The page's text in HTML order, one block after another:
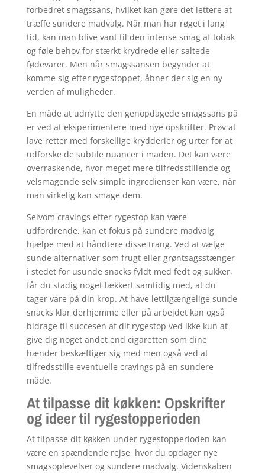
forbedret smagssans, hvilket kan gøre det lettere at
træffe sundere madvalg. Når man har røget i lang
tid, kan man blive vant til den intense smag af tobak
og føle behov for stærkt krydrede eller saltede
fødevarer. Men når smagssansen begynder at
komme sig efter rygestoppet, åbner der sig en ny
verden af muligheder.
En måde at udnytte den genopdagede smagssans på
er ved at eksperimentere med nye opskrifter. Prøv at
lave retter med forskellige krydderier og urter for at
udforske de subtile nuancer i maden. Det kan være
overraskende, hvor meget mere tilfredsstillende og
velsmagende selv simple ingredienser kan være, når
man virkelig kan smage dem.
Selvom cravings efter rygestop kan være
udfordrende, kan et fokus på sundere madvalg
hjælpe med at håndtere disse trang. Ved at vælge
sunde alternativer som frugt eller grøntsagsstænger
i stedet for usunde snacks fyldt med fedt og sukker,
får du stadig noget lækkert samtidig med, at du
tager vare på din krop. At have lettilgængelige sunde
snacks klar derhjemme eller på arbejdet kan også
bidrage til succesen af dit rygestop ved ikke kun at
give dig noget andet end cigaretten som dine
hænder beskæftiger sig med men også ved at
tilfredsstille eventuelle cravings på en sundere
måde.
At tilpasse dit køkken: Opskrifter
og ideer til rygestopperioden
At tilpasse dit køkken under rygestopperioden kan
være en spændende rejse, hvor du opdager nye
smagsoplevelser og sundere madvalg. Videnskaben